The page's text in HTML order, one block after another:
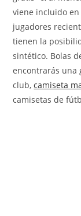
viene incluido
jugadores
tienen la
sintético. Bolas
encontrarás una
club,camiseta
camisetas de